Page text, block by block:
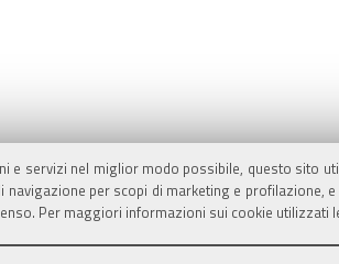
e servizi nel miglior modo possibile, questo sito
navigazione per scopi di marketing e
Per maggiori informazioni sui cookie utilizzati